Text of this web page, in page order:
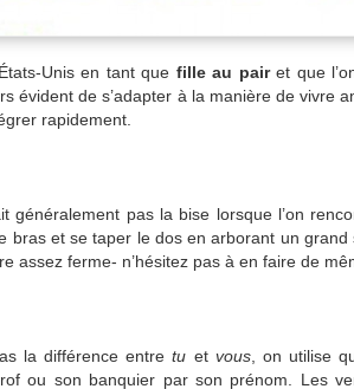
Unis en tant que fille au pairet que
évident de s’adapter à la manière de vivre
rapidement.
généralement pas la bise lorsque l’on
bras et se taper le dos en arborant un grand
assez ferme- n’hésitez pas à en faire de
la différence entre tu et vous, on utilise
ou son banquier par son prénom. Les